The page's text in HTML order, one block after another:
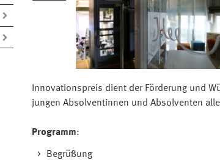
Innovationspreis dient der Förderung und
jungen Absolventinnen und Absolventen
Programm:
Begrüßung